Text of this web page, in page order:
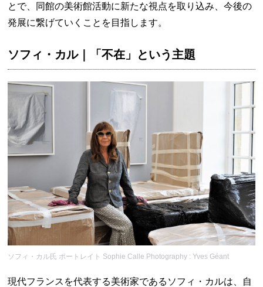
とで、同館の美術館活動に新たな視点を取り込み、今後の
発展に繋げていくことを目指します。
ソフィ・カル｜「不在」という主題
ソフィ・カル氏 ポートレイト Sophie Calle Photography : Yves Géant
現代フランスを代表する美術家であるソフィ・カルは、自